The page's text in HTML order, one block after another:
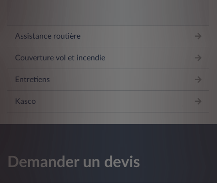
Assistance routière
Couverture vol et incendie
Entretiens
Kasco
Demander un devis